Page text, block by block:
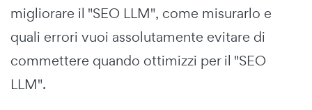
migliorare il "SEO LLM", come misurarlo e
quali errori vuoi assolutamente evitare di
commettere quando ottimizzi per il "SEO
LLM".